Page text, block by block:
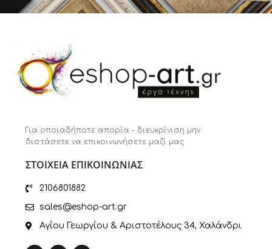
Για οποιαδήποτε απορία – διευκρίνιση μην
διστάσετε να επικοινωνήσετε μαζί μας
ΣΤΟΙΧΕΙΑ ΕΠΙΚΟΙΝΩΝΙΑΣ
2106801882
sales@eshop-art.gr
Αγίου Γεωργίου & Αριστοτέλους 34, Χαλάνδρι